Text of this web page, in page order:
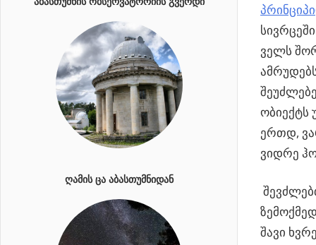
ველს
ობიექტს
ერთდ,
ვიდრე
შავი
ᲦᲐᲛᲘᲡ ᲪᲐ ᲐᲑᲐᲡᲗᲣᲛᲜᲘᲓᲐᲜ